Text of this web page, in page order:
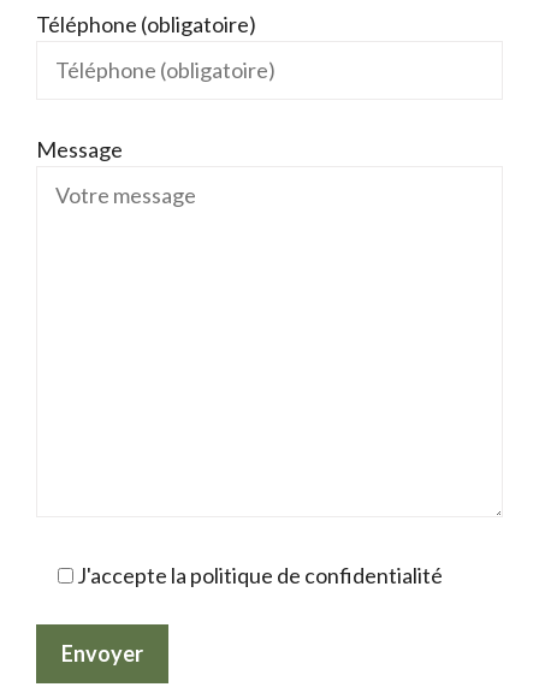
Téléphone (obligatoire)
Message
J'accepte la politique de confidentialité